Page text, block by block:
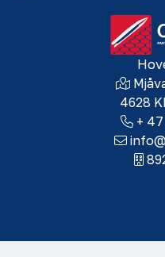
4628
+